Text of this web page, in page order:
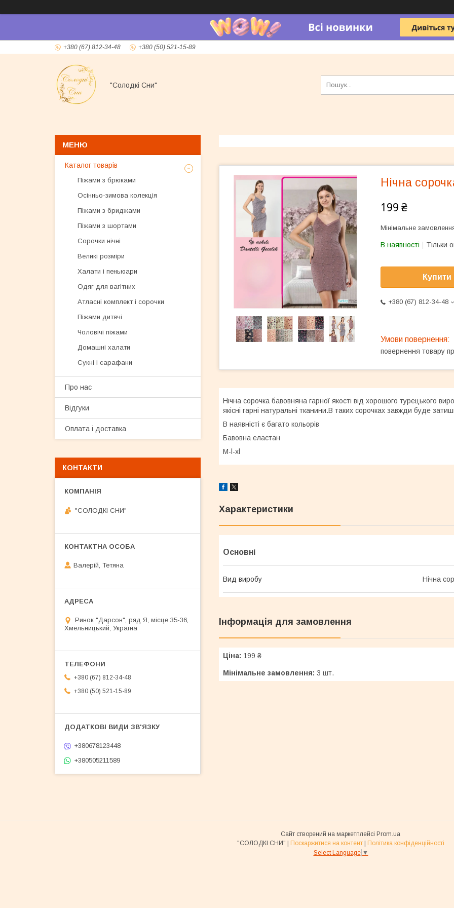
+380 (67) 812-34-48 +380 (50) 521-15-89
"Солодкі Сни"
Нічна
199 ₴
Мінімальне
В наявності Тільки
Купити
+380 (67) 812-34-48
повернення товару
Нічна сорочка бавовняна гарної якості від хорошого турецького
якісні гарні натуральні тканини.В таких сорочках завжди буде
В наявністі є багато кольорів
Бавовна еластан
M-l-xl
Характеристики
Основні
Вид виробу Нічна
Інформація для замовлення
Ціна: 199 ₴
Мінімальне замовлення: 3 шт.
Каталог товарів
Піжами з брюками
Осінньо-зимова колекція
Піжами з бриджами
Піжами з шортами
Сорочки нічні
Великі розміри
Халати і пеньюари
Одяг для вагітних
Атласні комплект і сорочки
Піжами дитячі
Чоловічі піжами
Домашні халати
Сукні і сарафани
Про нас
Відгуки
Оплата і доставка
КОНТАКТИ
"СОЛОДКІ СНИ"
Валерій, Тетяна
Ринок "Дарсон", ряд Я, місце 35-36,
Хмельницький, Україна
+380 (67) 812-34-48
+380 (50) 521-15-89
+380678123448
+380505211589
Сайт створений на маркетплейсі Prom.ua
Поскаржитися на контент
Політика конфіденційності
Select Language ▼